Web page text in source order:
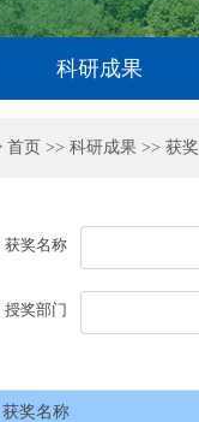
科研成果
首页 >> 科研成果 >> 获奖
获奖名称
授奖部门
获奖名称